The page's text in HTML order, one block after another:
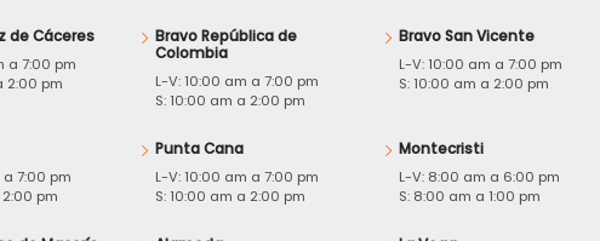
de Cáceres
a 7:00 pm
2:00 pm
Bravo República de
Colombia
L-V: 10:00 am a 7:00 pm
S: 10:00 am a 2:00 pm
Bravo San Vicente
L-V: 10:00 am a 7:00 pm
S: 10:00 am a 2:00 pm
7:00 pm
pm
Punta Cana
L-V: 10:00 am a 7:00 pm
S: 10:00 am a 2:00 pm
Montecristi
L-V: 8:00 am a 6:00 pm
S: 8:00 am a 1:00 pm